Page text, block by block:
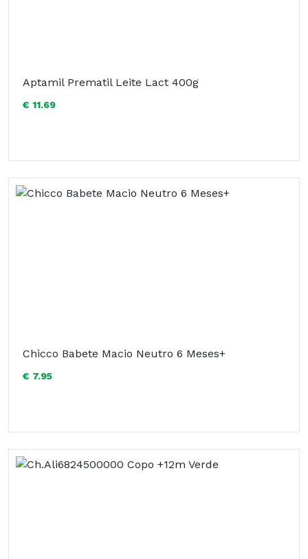
Aptamil Prematil Leite Lact 400g
€ 11.69
Chicco Babete Macio Neutro 6 Meses+
€ 7.95